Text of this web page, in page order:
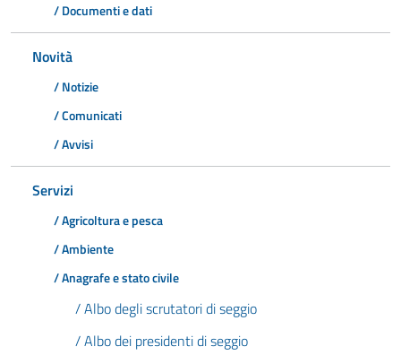
/ Documenti e dati
Novità
/ Notizie
/ Comunicati
/ Avvisi
Servizi
/ Agricoltura e pesca
/ Ambiente
/ Anagrafe e stato civile
/ Albo degli scrutatori di seggio
/ Albo dei presidenti di seggio